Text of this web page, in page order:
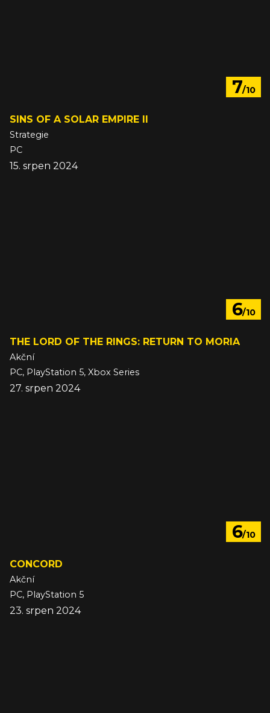
7/10
SINS OF A SOLAR EMPIRE II
Strategie
PC
15. srpen 2024
6/10
THE LORD OF THE RINGS: RETURN TO MORIA
Akční
PC, PlayStation 5, Xbox Series
27. srpen 2024
6/10
CONCORD
Akční
PC, PlayStation 5
23. srpen 2024